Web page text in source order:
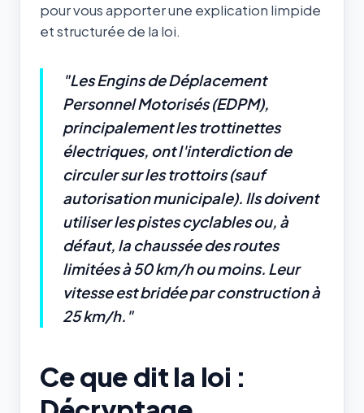
pour vous apporter une explication limpide
et structurée de la loi.
"Les Engins de Déplacement
Personnel Motorisés (EDPM),
principalement les trottinettes
électriques, ont l'interdiction de
circuler sur les trottoirs (sauf
autorisation municipale). Ils doivent
utiliser les pistes cyclables ou, à
défaut, la chaussée des routes
limitées à 50 km/h ou moins. Leur
vitesse est bridée par construction à
25 km/h."
Ce que dit la loi :